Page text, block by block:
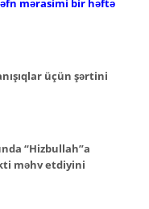
mərasimi bir həftə
üçün şərtini
“Hizbullah”a
məhv etdiyini